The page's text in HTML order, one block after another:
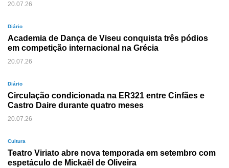
20.07.26
Diário
Academia de Dança de Viseu conquista três pódios
em competição internacional na Grécia
20.07.26
Diário
Circulação condicionada na ER321 entre Cinfães e
Castro Daire durante quatro meses
20.07.26
Cultura
Teatro Viriato abre nova temporada em setembro com
espetáculo de Mickaël de Oliveira